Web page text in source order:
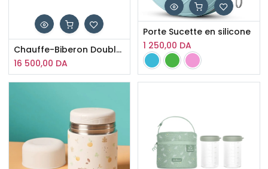
Chauffe-Biberon Double 4 en 1 Handy Kikka Boo
16 500,00 DA
Porte Sucette en silicone
1 250,00 DA